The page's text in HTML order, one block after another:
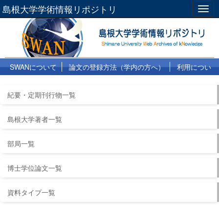
島根大学学術情報リポジトリ
SWANについて 論文の登録方法（学内の方へ）
利用につい
紀要・定期刊行物一覧
島根大学著者一覧
部局一覧
博士学位論文一覧
資料タイプ一覧